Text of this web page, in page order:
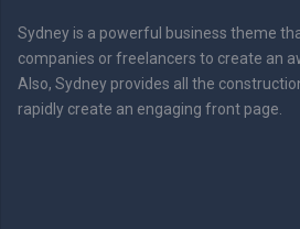
Sydney is a powerful business theme
companies or freelancers to create an
Also, Sydney provides all the
rapidly create an engaging front page.